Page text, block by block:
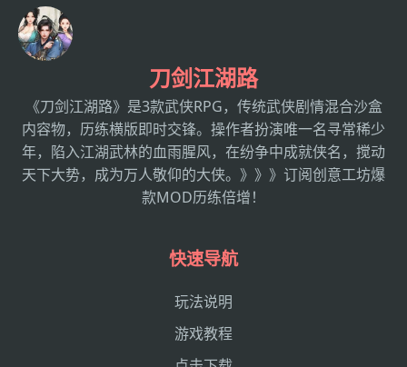
刀剑江湖路
《刀剑江湖路》是3款武侠RPG，传统武侠剧情混合沙盒
内容物，历练横版即时交锋。操作者扮演唯一名寻常稀少
年，陷入江湖武林的血雨腥风，在纷争中成就侠名，搅动
天下大势，成为万人敬仰的大侠。》》》订阅创意工坊爆
款MOD历练倍增！
快速导航
玩法说明
游戏教程